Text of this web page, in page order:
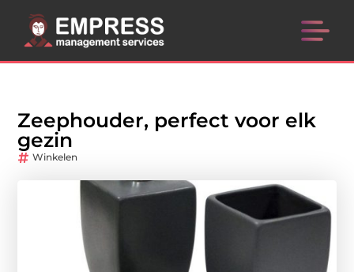
Zeephouder, perfect voor elk
gezin
Winkelen